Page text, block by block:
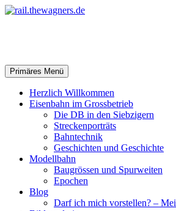
Zum
Suchen
Primäres Menü
Herzlich Willkommen
Eisenbahn im Grossbetrieb
Die DB in den Siebzigern
Streckenporträts
Bahntechnik
Geschichten und Geschichte
Modellbahn
Baugrössen und Spurweiten
Epochen
Blog
Darf ich mich vorstellen? –